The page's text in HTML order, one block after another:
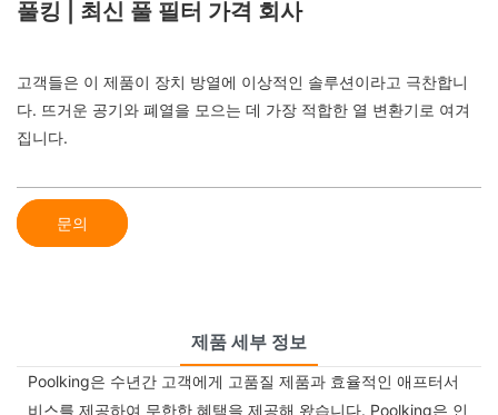
풀킹 | 최신 풀 필터 가격 회사
고객들은 이 제품이 장치 방열에 이상적인 솔루션이라고 극찬합니
다. 뜨거운 공기와 폐열을 모으는 데 가장 적합한 열 변환기로 여겨
집니다.
문의
제품 세부 정보
Poolking은 수년간 고객에게 고품질 제품과 효율적인 애프터서
비스를 제공하여 무한한 혜택을 제공해 왔습니다. Poolking은 인